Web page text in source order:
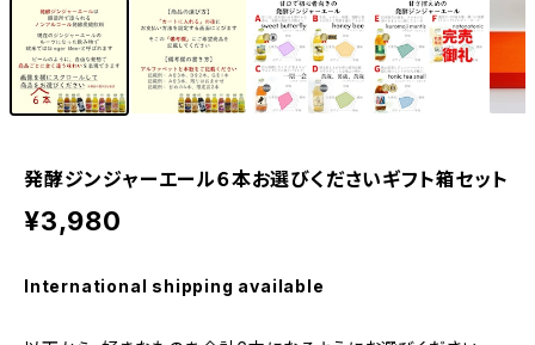
発酵ジンジャーエール６本お選びくださいギフト箱セット
¥3,980
International shipping available